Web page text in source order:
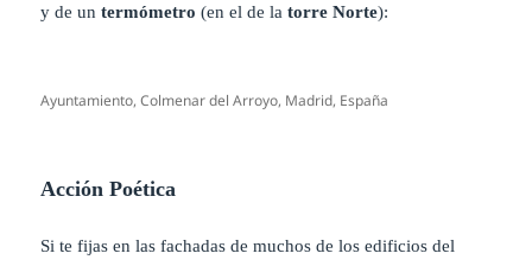
y de untermómetro (en el de latorre Norte):
Ayuntamiento, Colmenar del Arroyo, Madrid, España
Acción Poética
Si te fijas en las fachadas de muchos de los edificios del